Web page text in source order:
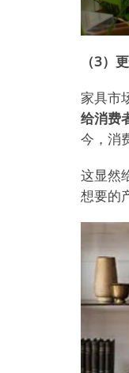
（3）
家具市
给消费
今，消
这显然
想要的